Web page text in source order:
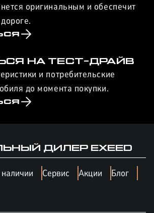
оригинальным и обеспечит
НА ТЕСТ-ДРАЙВ
и потребительские
до момента покупки.
ДИЛЕР EXEED
Сервис Акции
Блог